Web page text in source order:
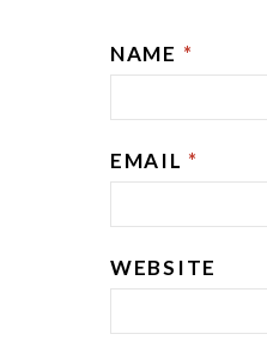
NAME *
EMAIL *
WEBSITE